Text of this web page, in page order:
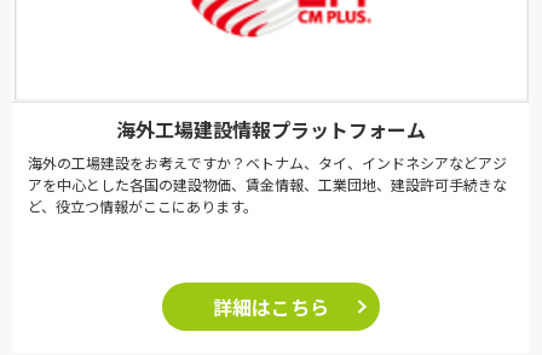
海外工場建設情報プラットフォーム
海外の工場建設をお考えですか？ベトナム、タイ、インドネシアなどアジ
アを中心とした各国の建設物価、賃金情報、工業団地、建設許可手続きな
ど、役立つ情報がここにあります。
詳細はこちら